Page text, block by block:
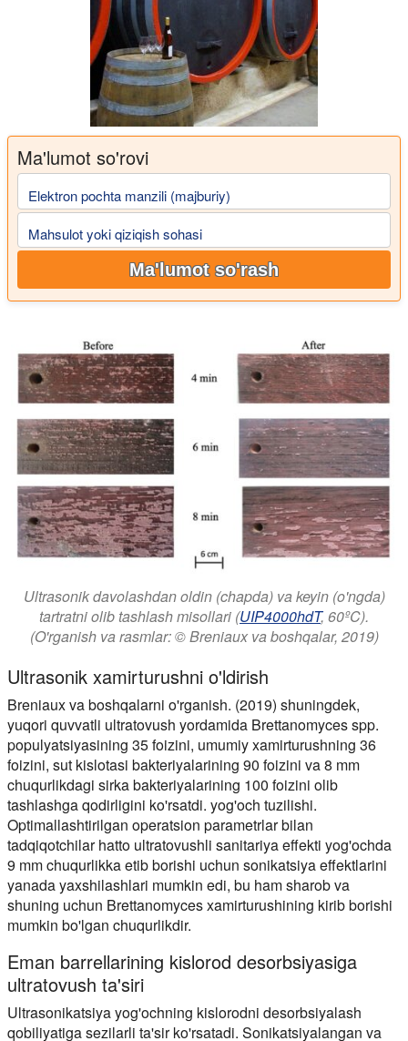
Ma'lumot so'rovi
Elektron pochta manzili (majburiy)
Mahsulot yoki qiziqish sohasi
Ma'lumot so'rash
Ultrasonik davolashdan oldin (chapda) va keyin (o'ngda)
tartratni olib tashlash misollari (UIP4000hdT, 60ºC).
(O'rganish va rasmlar: © Breniaux va boshqalar, 2019)
Ultrasonik xamirturushni o'ldirish
Breniaux va boshqalarni o'rganish. (2019) shuningdek,
yuqori quvvatli ultratovush yordamida Brettanomyces spp.
populyatsiyasining 35 foizini, umumiy xamirturushning 36
foizini, sut kislotasi bakteriyalarining 90 foizini va 8 mm
chuqurlikdagi sirka bakteriyalarining 100 foizini olib
tashlashga qodirligini ko'rsatdi. yog'och tuzilishi.
Optimallashtirilgan operatsion parametrlar bilan
tadqiqotchilar hatto ultratovushli sanitariya effekti yog'ochda
9 mm chuqurlikka etib borishi uchun sonikatsiya effektlarini
yanada yaxshilashlari mumkin edi, bu ham sharob va
shuning uchun Brettanomyces xamirturushining kirib borishi
mumkin bo'lgan chuqurlikdir.
Eman barrellarining kislorod desorbsiyasiga
ultratovush ta'siri
Ultrasonikatsiya yog'ochning kislorodni desorbsiyalash
qobiliyatiga sezilarli ta'sir ko'rsatadi. Sonikatsiyalangan va